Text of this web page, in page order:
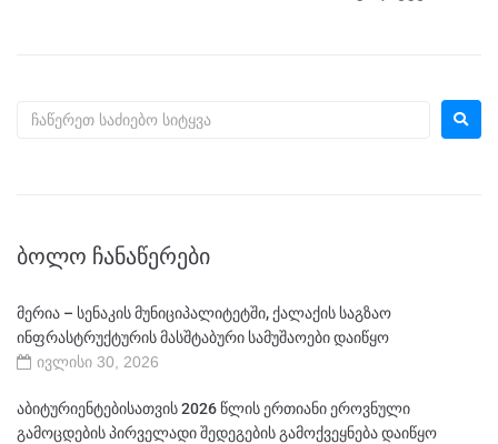
ᲑᲝᲚᲝ ᲩᲐᲜᲐᲬᲔᲠᲔᲑᲘ
მერია – სენაკის მუნიციპალიტეტში, ქალაქის საგზაო
ინფრასტრუქტურის მასშტაბური სამუშაოები დაიწყო
ივლისი 30, 2026
აბიტურიენტებისათვის 2026 წლის ერთიანი ეროვნული
გამოცდების პირველადი შედეგების გამოქვეყნება დაიწყო